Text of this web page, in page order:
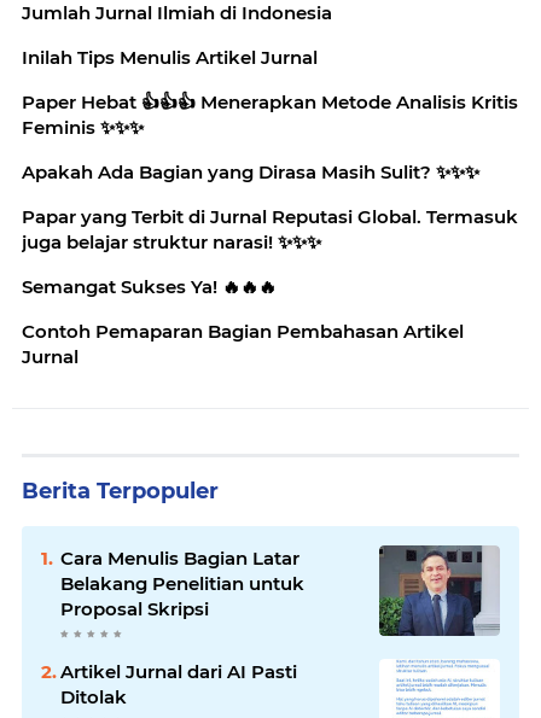
Jumlah Jurnal Ilmiah di Indonesia
Inilah Tips Menulis Artikel Jurnal
Paper Hebat 👍👍👍 Menerapkan Metode Analisis Kritis
Feminis ✨️✨️✨️
Apakah Ada Bagian yang Dirasa Masih Sulit? ✨️✨️✨️
Papar yang Terbit di Jurnal Reputasi Global. Termasuk
juga belajar struktur narasi! ✨️✨️✨️
Semangat Sukses Ya! 🔥🔥🔥
Contoh Pemaparan Bagian Pembahasan Artikel
Jurnal
Berita Terpopuler
Cara Menulis Bagian Latar
Belakang Penelitian untuk
Proposal Skripsi
Artikel Jurnal dari AI Pasti
Ditolak